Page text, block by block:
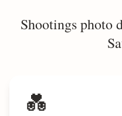
Shootings photo
💑